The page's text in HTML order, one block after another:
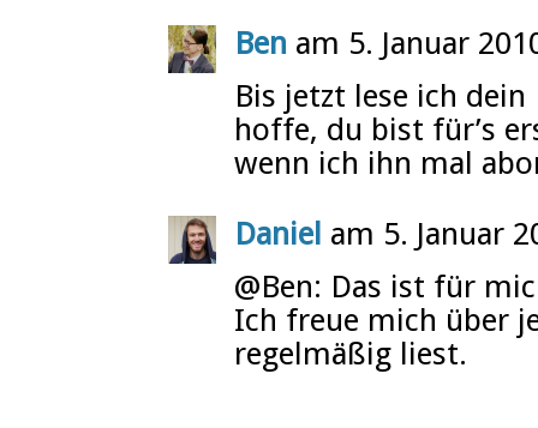
Ben am 5. Januar
Bis jetzt lese ich
hoffe, du bist für’s
wenn ich ihn mal
Daniel am 5. Januar
@Ben: Das ist für
Ich freue mich über
regelmäßig liest.